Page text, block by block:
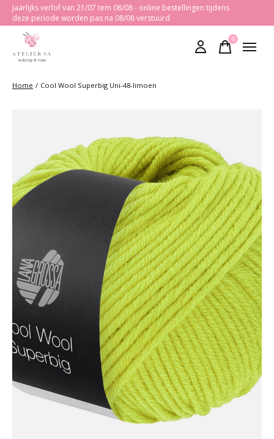
Jaarlijks verlof van 21/07 tem 08/08 - online bestellingen tijdens
deze periode worden pas na 08/08 verstuurd
0items
Home / Cool Wool Superbig Uni-48-limoen